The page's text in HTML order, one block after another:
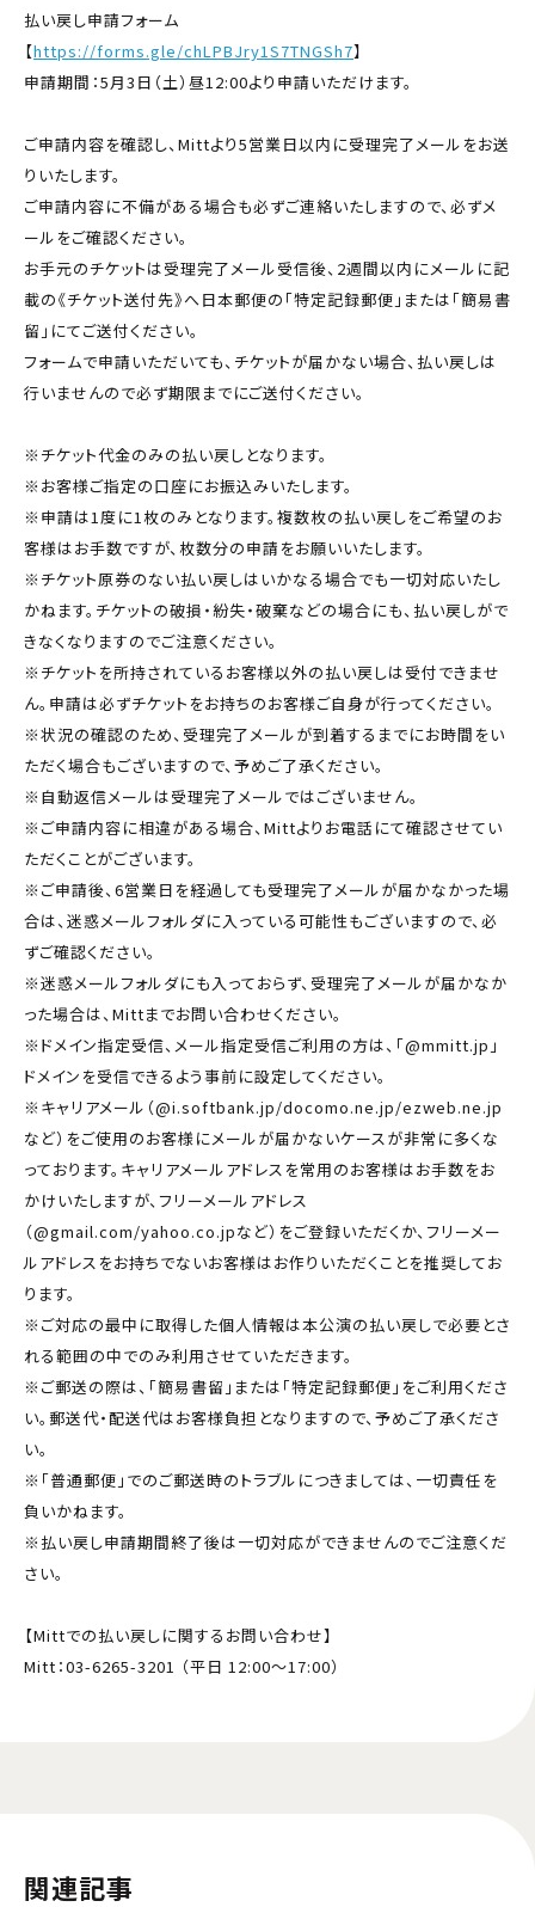
払い戻し申請フォーム
【https://forms.gle/chLPBJry1S7TNGSh7】
申請期間：5月3日（土）昼12:00より申請いただけます。
ご申請内容を確認し、Mittより5営業日以内に受理完了メールをお送
りいたします。
ご申請内容に不備がある場合も必ずご連絡いたしますので、必ずメ
ールをご確認ください。
お手元のチケットは受理完了メール受信後、2週間以内にメールに記
載の《チケット送付先》へ日本郵便の「特定記録郵便」または「簡易書
留」にてご送付ください。
フォームで申請いただいても、チケットが届かない場合、払い戻しは
行いませんので必ず期限までにご送付ください。
※チケット代金のみの払い戻しとなります。
※お客様ご指定の口座にお振込みいたします。
※申請は1度に1枚のみとなります。複数枚の払い戻しをご希望のお
客様はお手数ですが、枚数分の申請をお願いいたします。
※チケット原券のない払い戻しはいかなる場合でも一切対応いたし
かねます。チケットの破損・紛失・破棄などの場合にも、払い戻しがで
きなくなりますのでご注意ください。
※チケットを所持されているお客様以外の払い戻しは受付できませ
ん。申請は必ずチケットをお持ちのお客様ご自身が行ってください。
※状況の確認のため、受理完了メールが到着するまでにお時間をい
ただく場合もございますので、予めご了承ください。
※自動返信メールは受理完了メールではございません。
※ご申請内容に相違がある場合、Mittよりお電話にて確認させてい
ただくことがございます。
※ご申請後、6営業日を経過しても受理完了メールが届かなかった場
合は、迷惑メールフォルダに入っている可能性もございますので、必
ずご確認ください。
※迷惑メールフォルダにも入っておらず、受理完了メールが届かなか
った場合は、Mittまでお問い合わせください。
※ドメイン指定受信、メール指定受信ご利用の方は、「@mmitt.jp」
ドメインを受信できるよう事前に設定してください。
※キャリアメール（@i.softbank.jp/docomo.ne.jp/ezweb.ne.jp
など）をご使用のお客様にメールが届かないケースが非常に多くな
っております。キャリアメールアドレスを常用のお客様はお手数をお
かけいたしますが、フリーメールアドレス
（@gmail.com/yahoo.co.jpなど）をご登録いただくか、フリーメー
ルアドレスをお持ちでないお客様はお作りいただくことを推奨してお
ります。
※ご対応の最中に取得した個人情報は本公演の払い戻しで必要とさ
れる範囲の中でのみ利用させていただきます。
※ご郵送の際は、「簡易書留」または「特定記録郵便」をご利用くださ
い。郵送代・配送代はお客様負担となりますので、予めご了承くださ
い。
※「普通郵便」でのご郵送時のトラブルにつきましては、一切責任を
負いかねます。
※払い戻し申請期間終了後は一切対応ができませんのでご注意くだ
さい。
【Mittでの払い戻しに関するお問い合わせ】
Mitt：03-6265-3201 （平日 12:00～17:00）
関連記事